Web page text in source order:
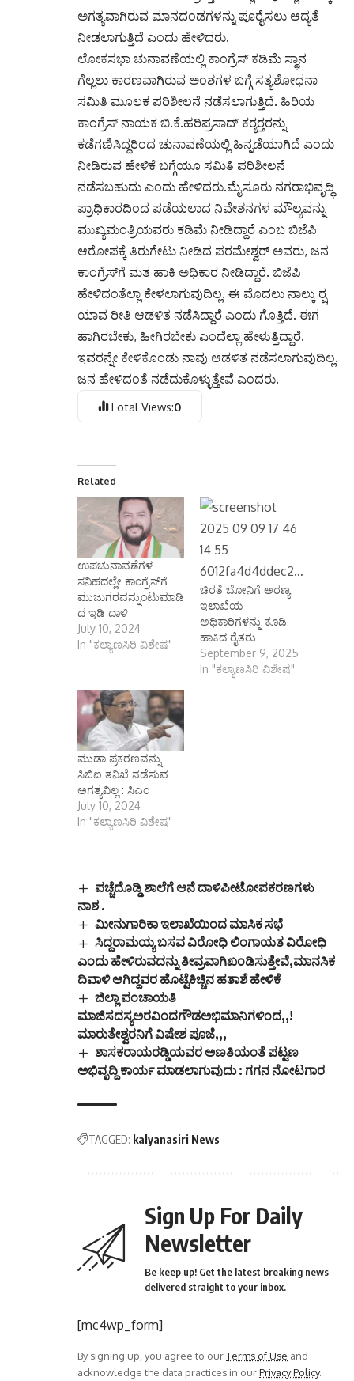
ಅಗತ್ಯವಾಗಿರುವ ಮಾನದಂಡಗಳನ್ನು ಪೂರೈಸಲು ಆದ್ಯತೆ
ನೀಡಲಾಗುತ್ತಿದೆ ಎಂದು ಹೇಳಿದರು.
ಲೋಕಸಭಾ ಚುನಾವಣೆಯಲ್ಲಿ ಕಾಂಗ್ರೆಸ್‌‍ ಕಡಿಮೆ ಸ್ಥಾನ
ಗೆಲ್ಲಲು ಕಾರಣವಾಗಿರುವ ಅಂಶಗಳ ಬಗ್ಗೆ ಸತ್ಯಶೋಧನಾ
ಸಮಿತಿ ಮೂಲಕ ಪರಿಶೀಲನೆ ನಡೆಸಲಾಗುತ್ತಿದೆ. ಹಿರಿಯ
ಕಾಂಗ್ರೆಸ್‌‍ ನಾಯಕ ಬಿ.ಕೆ.ಹರಿಪ್ರಸಾದ್‌ ಕರ‍್ಯರ‍್ತರನ್ನು
ಕಡೆಗಣಿಸಿದ್ದರಿಂದ ಚುನಾವಣೆಯಲ್ಲಿ ಹಿನ್ನಡೆಯಾಗಿದೆ ಎಂದು
ನೀಡಿರುವ ಹೇಳಿಕೆ ಬಗ್ಗೆಯೂ ಸಮಿತಿ ಪರಿಶೀಲನೆ
ನಡೆಸಬಹುದು ಎಂದು ಹೇಳಿದರು.ಮೈಸೂರು ನಗರಾಭಿವೃದ್ಧಿ
ಪ್ರಾಧಿಕಾರದಿಂದ ಪಡೆಯಲಾದ ನಿವೇಶನಗಳ ಮೌಲ್ಯವನ್ನು
ಮುಖ್ಯಮಂತ್ರಿಯವರು ಕಡಿಮೆ ನೀಡಿದ್ದಾರೆ ಎಂಬ ಬಿಜೆಪಿ
ಆರೋಪಕ್ಕೆ ತಿರುಗೇಟು ನೀಡಿದ ಪರಮೇಶ್ವರ್‌ ಅವರು, ಜನ
ಕಾಂಗ್ರೆಸ್‌‍ಗೆ ಮತ ಹಾಕಿ ಅಧಿಕಾರ ನೀಡಿದ್ದಾರೆ. ಬಿಜೆಪಿ
ಹೇಳಿದಂತೆಲ್ಲಾ ಕೇಳಲಾಗುವುದಿಲ್ಲ. ಈ ಮೊದಲು ನಾಲ್ಕು ರ‍್ಷ
ಯಾವ ರೀತಿ ಆಡಳಿತ ನಡೆಸಿದ್ದಾರೆ ಎಂದು ಗೊತ್ತಿದೆ. ಈಗ
ಹಾಗಿರಬೇಕು, ಹೀಗಿರಬೇಕು ಎಂದೆಲ್ಲಾ ಹೇಳುತ್ತಿದ್ದಾರೆ.
ಇವರನ್ನೇ ಕೇಳಿಕೊಂಡು ನಾವು ಆಡಳಿತ ನಡೆಸಲಾಗುವುದಿಲ್ಲ.
ಜನ ಹೇಳಿದಂತೆ ನಡೆದುಕೊಳ್ಳುತ್ತೇವೆ ಎಂದರು.
Total Views:0
Related
ಉಪಚುನಾವಣೆಗಳ
ಸನಿಹದಲ್ಲೇ ಕಾಂಗ್ರೆಸ್‌ಗೆ
ಮುಜುಗರವನ್ನುಂಟುಮಾಡಿ
ದ ಇಡಿ ದಾಳಿ
July 10, 2024
In "ಕಲ್ಯಾಣಸಿರಿ ವಿಶೇಷ"
ಚಿರತೆ ಬೋನಿಗೆ ಅರಣ್ಯ
ಇಲಾಖೆಯ
ಅಧಿಕಾರಿಗಳನ್ನು ಕೂಡಿ
ಹಾಕಿದ ರೈತರು
September 9, 2025
In "ಕಲ್ಯಾಣಸಿರಿ ವಿಶೇಷ"
ಮುಡಾ ಪ್ರಕರಣವನ್ನು
ಸಿಬಿಐ ತನಿಖೆ ನಡೆಸುವ
ಅಗತ್ಯವಿಲ್ಲ : ಸಿಎಂ
July 10, 2024
In "ಕಲ್ಯಾಣಸಿರಿ ವಿಶೇಷ"
ಪಚ್ಚೆದೊಡ್ಡಿ ಶಾಲೆಗೆ ಆನೆ ದಾಳಿಪೀಟೋಪಕರಣಗಳು
ನಾಶ .
ಮೀನುಗಾರಿಕಾ ಇಲಾಖೆಯಿಂದ ಮಾಸಿಕ ಸಭೆ
ಸಿದ್ದರಾಮಯ್ಯ ಬಸವ ವಿರೋಧಿ ಲಿಂಗಾಯತ ವಿರೋಧಿ
ಎಂದು ಹೇಳಿರುವದನ್ನು ತೀವ್ರವಾಗಿಖಂಡಿಸುತ್ತೇವೆ,ಮಾನಸಿಕ
ದಿವಾಳಿ ಆಗಿದ್ದವರ ಹೊಟ್ಟೆಕಿಚ್ಚಿನ ಹತಾಶೆ ಹೇಳಿಕೆ
ಜಿಲ್ಲಾ ಪಂಚಾಯತಿ
ಮಾಜಿಸದಸ್ಯಅರವಿಂದಗೌಡಅಭಿಮಾನಿಗಳಿಂದ,,!
ಮಾರುತೇಶ್ವರನಿಗೆ ವಿಷೇಶ ಪೂಜೆ,,,
ಶಾಸಕರಾಯರಡ್ಡಿಯವರ ಅಣತಿಯಂತೆ ಪಟ್ಟಣ
ಅಭಿವೃದ್ದಿ ಕಾರ್ಯ ಮಾಡಲಾಗುವುದು : ಗಗನ ನೋಟಗಾರ
TAGGED: kalyanasiri News
Sign Up For Daily
Newsletter
Be keep up! Get the latest breaking news
delivered straight to your inbox.
[mc4wp_form]
By signing up, you agree to ourTerms of Use and
acknowledge the data practices in ourPrivacy Policy.